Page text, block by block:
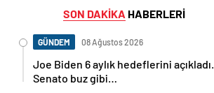
SON DAKİKA HABERLERİ
GÜNDEM 08 Ağustos 2026
Joe Biden 6 aylık hedeflerini açıkladı.
Senato buz gibi…